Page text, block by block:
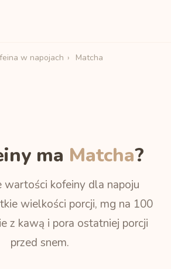
w napojach › Matcha
ma Matcha?
wartości kofeiny dla napoju
wielkości porcji, mg na 100
z kawą i pora ostatniej porcji
przed snem.